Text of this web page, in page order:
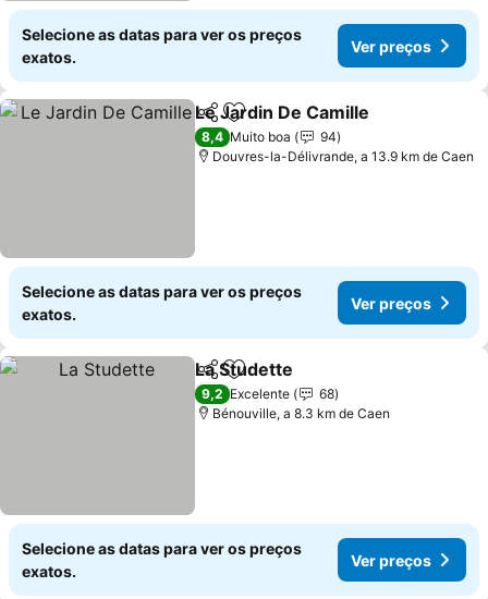
Selecione as datas para ver os preços
exatos.
Ver preços
PartilharAdicionar aos favoritos
Le Jardin De Camille
8,4 Muito boa
94
Douvres-la-Délivrande, a 13.9 km de Caen
Selecione as datas para ver os preços
exatos.
Ver preços
PartilharAdicionar aos favoritos
La Studette
9,2 Excelente
68
Bénouville, a 8.3 km de Caen
Selecione as datas para ver os preços
exatos.
Ver preços